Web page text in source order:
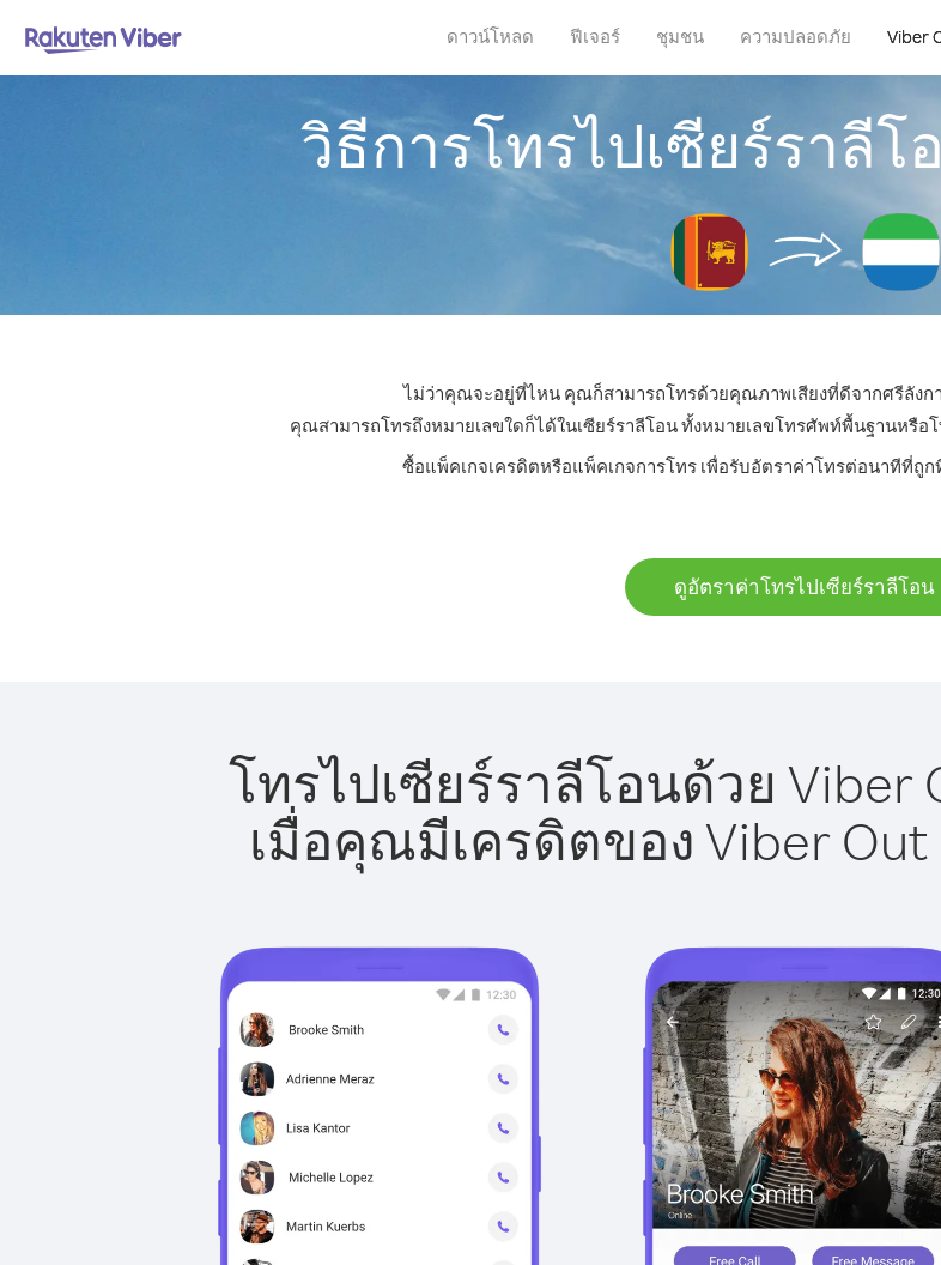
ดาวน์โหลด ฟีเจอร์ ชุมชน ความปลอดภัย Viber
วิธีการโทรไปเซียร์ราลีโ
ไม่ว่าคุณจะอยู่ที่ไหน คุณก็สามารถโทรด้วยคุณภาพเสียงที่ดีจากศรีลังกา
คุณสามารถโทรถึงหมายเลขใดก็ได้ในเซียร์ราลีโอน ทั้งหมายเลขโทรศัพท์พื้นฐานหรือ
ซื้อแพ็คเกจเครดิตหรือแพ็คเกจการโทร เพื่อรับอัตราค่าโทรต่อนาทีที่ถู
ดูอัตราค่าโทรไปเซียร์ราลีโอน
โทรไปเซียร์ราลีโอนด้วย Viber
เมื่อคุณมีเครดิตของ Viber